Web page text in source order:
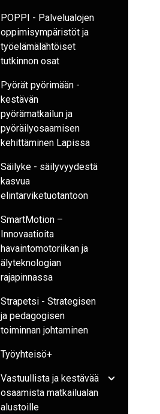
POPPI - Palvelualojen
oppimisympäristöt ja
työelämälähtöiset
tutkinnon osat
Pyörät pyörimään -
kestävän
pyörämatkailun ja
pyöräilyosaamisen
kehittäminen Lapissa
Säilyke - säilyvyydestä
kasvua
elintarviketuotantoon
SmartMotion –
Innovaatioita
havaintomotoriikan ja
älyteknologian
rajapinnassa
Strapetsi - Strategisen
ja pedagogisen
toiminnan johtaminen
Työyhteisö+
Vastuullista ja kestävää
osaamista matkailualan
alustoille